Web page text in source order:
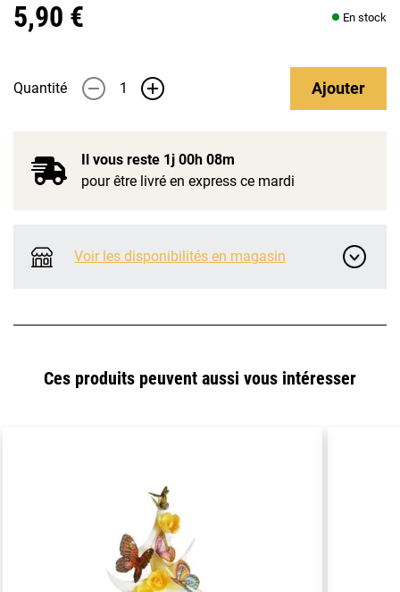
5,90 € En stock
Quantité - + Ajouter
Il vous reste 1j 00h 08m
pour être livré en express ce mardi
Voir les disponibilités en magasin
Ces produits peuvent aussi vous intéresser